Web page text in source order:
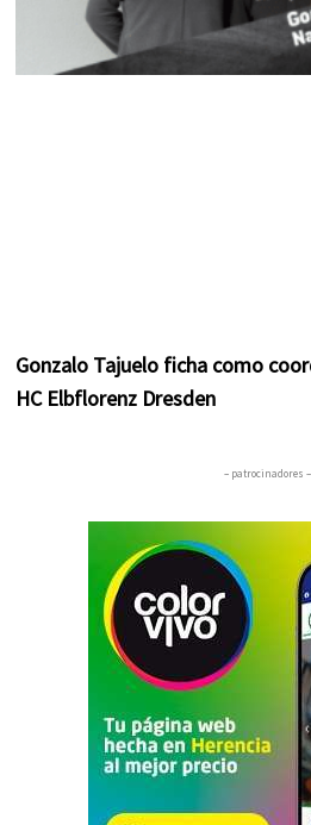
Gonzalo Tajuelo ficha como
HC Elbflorenz Dresden
– patrocinadores –